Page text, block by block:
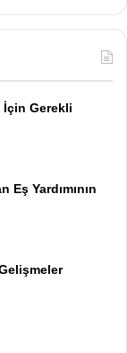
İçin Gerekli
Eş Yardımının